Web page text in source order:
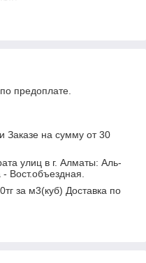
предоплате.
на сумму от 30
улиц в г. Алматы: Аль-
Вост.объездная.
за м3(куб) Доставка по